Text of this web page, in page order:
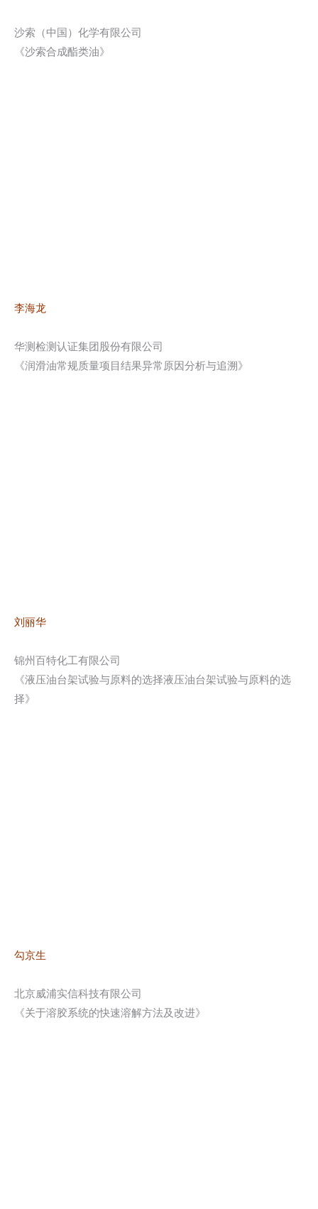
沙索（中国）化学有限公司
《沙索合成酯类油》
李海龙
华测检测认证集团股份有限公司
《润滑油常规质量项目结果异常原因分析与追溯》
刘丽华
锦州百特化工有限公司
《液压油台架试验与原料的选择液压油台架试验与原料的选
择》
勾京生
北京威浦实信科技有限公司
《关于溶胶系统的快速溶解方法及改进》